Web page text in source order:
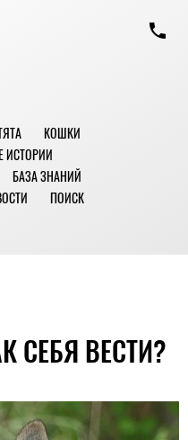
КОШКИ
ИСТОРИИ
БАЗА ЗНАНИЙ
ПОИСК
СЕБЯ ВЕСТИ?